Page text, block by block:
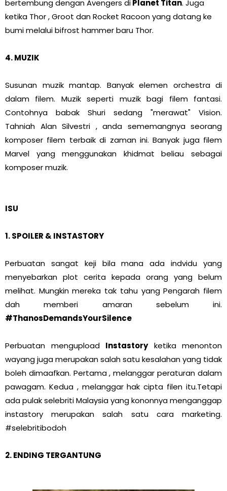
bertembung dengan Avengers diPlanet Titan. Juga
ketika Thor , Groot dan Rocket Racoon yang datang ke
bumi melalui bifrost hammer baru Thor.
4. MUZIK
Susunan muzik mantap. Banyak elemen orchestra di
dalam filem. Muzik seperti muzik bagi filem fantasi.
Contohnya babak Shuri sedang "merawat" Vision.
Tahniah Alan Silvestri , anda sememangnya seorang
komposer filem terbaik di zaman ini. Banyak juga filem
Marvel yang menggunakan khidmat beliau sebagai
komposer muzik.
ISU
1. SPOILER & INSTASTORY
Perbuatan sangat keji bila mana ada indvidu yang
menyebarkan plot cerita kepada orang yang belum
melihat. Mungkin mereka tak tahu yang Pengarah filem
dah memberi amaran sebelum ini.
#ThanosDemandsYourSilence
Perbuatan mengupload Instastoryketika menonton
wayang juga merupakan salah satu kesalahan yang tidak
boleh dimaafkan. Pertama , melanggar peraturan dalam
pawagam. Kedua , melanggar hak cipta filen itu.Tetapi
ada pulak selebriti Malaysia yang kononnya menganggap
instastory merupakan salah satu cara marketing.
#selebritibodoh
2. ENDING TERGANTUNG